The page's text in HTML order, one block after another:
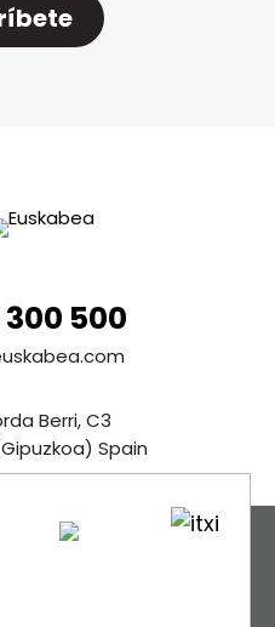
500
Berri, C3
Spain
de terceros para fines
personalizada